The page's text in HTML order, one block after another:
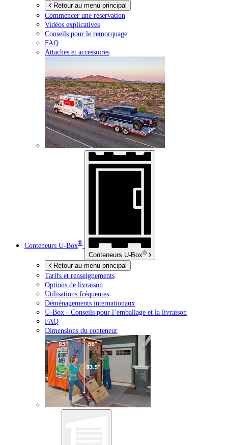
Retour au menu principal
Commencer une réservation
Vidéos explicatives
Conseils pour le remorquage
FAQ
Attaches et accessoires
Conteneurs U-Box®
Conteneurs U-Box®
Retour au menu principal
Tarifs et renseignements
Options de livraison
Utilisations fréquentes
Déménagements internationaux
U-Box - Conseils pour l’emballage et la livraison
FAQ
Dimensions du conteneur